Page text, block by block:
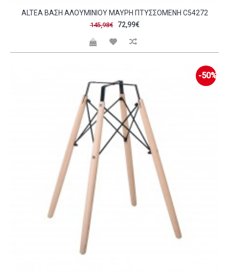
ALTEA ΒΆΣΗ ΑΛΟΥΜΙΝΊΟΥ ΜΑΎΡΗ ΠΤΥΣΣΌΜΕΝΗ C54272
145,98€ 72,99€
-50%